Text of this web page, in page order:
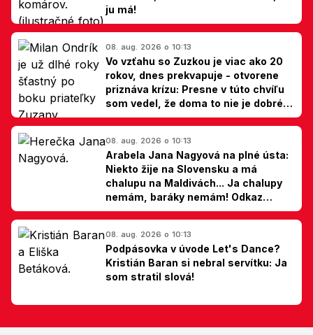
ju má!
08. aug. 2026 o 10:13
Vo vzťahu so Zuzkou je viac ako 20
rokov, dnes prekvapuje - otvorene
priznáva krízu: Presne v túto chvíľu
som vedel, že doma to nie je dobré,
hovorí Milan Ondrík
08. aug. 2026 o 10:13
Arabela Jana Nagyová na plné ústa:
Niekto žije na Slovensku a má
chalupu na Maldivách... Ja chalupy
nemám, baráky nemám! Odkaz
Slovákom
08. aug. 2026 o 10:13
Podpásovka v úvode Let's Dance?
Kristián Baran si nebral servítku: Ja
som stratil slová!